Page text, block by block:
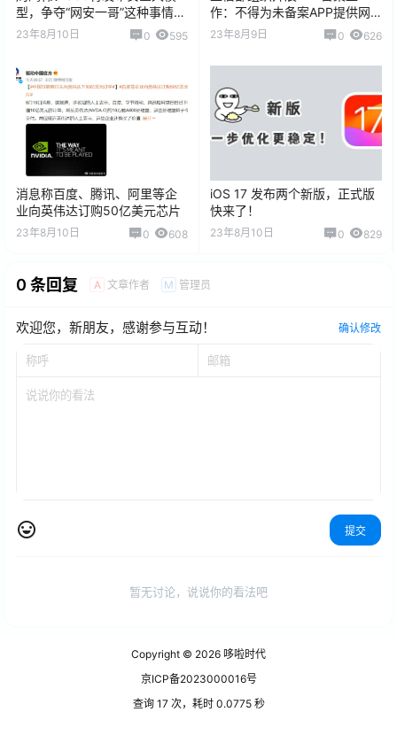
型，争夺“网安一哥”这种事情很
无聊
23年8月10日 0 595
作：不得为未备案APP提供网
络接入等服务
23年8月9日 0 626
消息称百度、腾讯、阿里等企
业向英伟达订购50亿美元芯片
23年8月10日 0 608
iOS 17 发布两个新版，正式版
快来了！
23年8月10日 0 829
0 条回复 A 文章作者 M 管理员
欢迎您，新朋友，感谢参与互动！ 确认修改
提交
暂无讨论，说说你的看法吧
Copyright © 2026 哆啦时代
京ICP备2023000016号
查询 17 次，耗时 0.0775 秒